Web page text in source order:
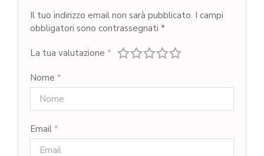
Il tuo indirizzo email non sarà pubblicato. I campi
obbligatori sono contrassegnati *
La tua valutazione *
Nome *
Email *